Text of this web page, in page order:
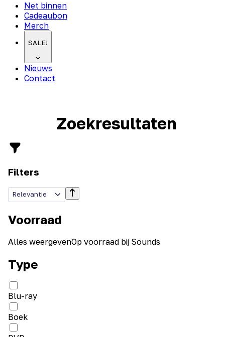
Net binnen
Cadeaubon
Merch
SALE!
Nieuws
Contact
Zoekresultaten
Filters
Relevantie
Voorraad
Alles weergevenOp voorraad bij Sounds
Type
Blu-ray
Boek